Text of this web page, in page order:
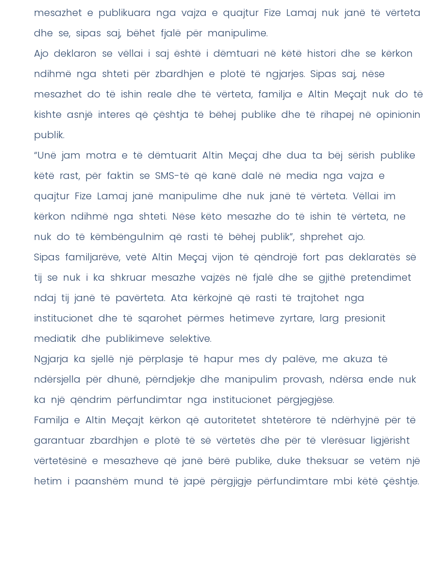
mesazhet e publikuara nga vajza e quajtur Fize Lamaj nuk janë të vërteta
dhe se, sipas saj, bëhet fjalë për manipulime.
Ajo deklaron se vëllai i saj është i dëmtuari në këtë histori dhe se kërkon
ndihmë nga shteti për zbardhjen e plotë të ngjarjes. Sipas saj, nëse
mesazhet do të ishin reale dhe të vërteta, familja e Altin Meçajt nuk do të
kishte asnjë interes që çështja të bëhej publike dhe të rihapej në opinionin
publik.
“Unë jam motra e të dëmtuarit Altin Meçaj dhe dua ta bëj sërish publike
këtë rast, për faktin se SMS-të që kanë dalë në media nga vajza e
quajtur Fize Lamaj janë manipulime dhe nuk janë të vërteta. Vëllai im
kërkon ndihmë nga shteti. Nëse këto mesazhe do të ishin të vërteta, ne
nuk do të këmbëngulnim që rasti të bëhej publik”, shprehet ajo.
Sipas familjarëve, vetë Altin Meçaj vijon të qëndrojë fort pas deklaratës së
tij se nuk i ka shkruar mesazhe vajzës në fjalë dhe se gjithë pretendimet
ndaj tij janë të pavërteta. Ata kërkojnë që rasti të trajtohet nga
institucionet dhe të sqarohet përmes hetimeve zyrtare, larg presionit
mediatik dhe publikimeve selektive.
Ngjarja ka sjellë një përplasje të hapur mes dy palëve, me akuza të
ndërsjella për dhunë, përndjekje dhe manipulim provash, ndërsa ende nuk
ka një qëndrim përfundimtar nga institucionet përgjegjëse.
Familja e Altin Meçajt kërkon që autoritetet shtetërore të ndërhyjnë për të
garantuar zbardhjen e plotë të së vërtetës dhe për të vlerësuar ligjërisht
vërtetësinë e mesazheve që janë bërë publike, duke theksuar se vetëm një
hetim i paanshëm mund të japë përgjigje përfundimtare mbi këtë çështje.